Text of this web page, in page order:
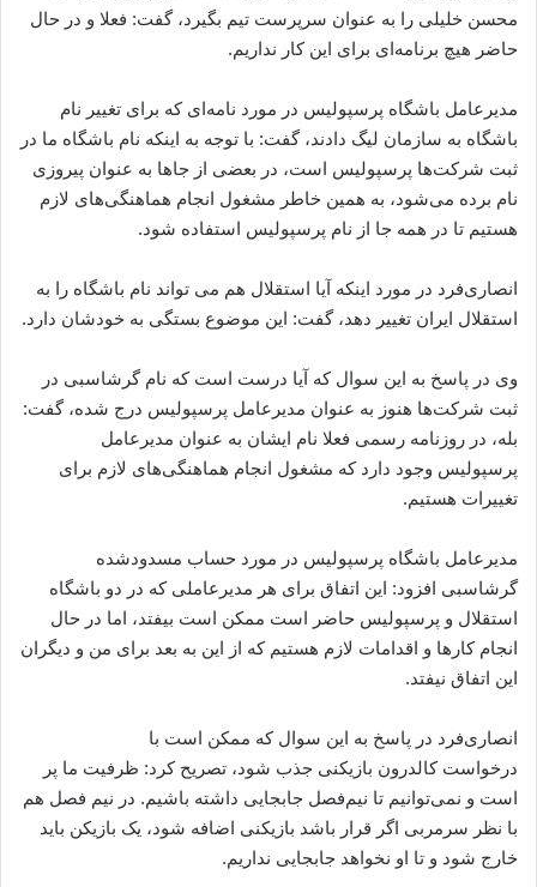
محسن خلیلی را به عنوان سرپرست تیم بگیرد، گفت: فعلا و در حال
حاضر هیچ برنامه‌ای برای این کار نداریم.
مدیرعامل باشگاه پرسپولیس در مورد نامه‌ای که برای تغییر نام
باشگاه به سازمان لیگ دادند، گفت: با توجه به اینکه نام باشگاه ما در
ثبت شرکت‌ها پرسپولیس است، در بعضی از جاها به عنوان پیروزی
نام برده می‌شود، به همین خاطر مشغول انجام هماهنگی‌های لازم
هستیم تا در همه جا از نام پرسپولیس استفاده شود.
انصاری‌فرد در مورد اینکه آیا استقلال هم می تواند نام باشگاه را به
استقلال ایران تغییر دهد، گفت: این موضوع بستگی به خودشان دارد.
وی در پاسخ به این سوال که آیا درست است که نام گرشاسبی در
ثبت شرکت‌ها هنوز به عنوان مدیرعامل پرسپولیس درج شده، گفت:
بله، در روزنامه رسمی فعلا نام ایشان به عنوان مدیرعامل
پرسپولیس وجود دارد که مشغول انجام هماهنگی‌های لازم برای
تغییرات هستیم.
مدیرعامل باشگاه پرسپولیس در مورد حساب مسدودشده
گرشاسبی افزود: این اتفاق برای هر مدیرعاملی که در دو باشگاه
استقلال و پرسپولیس حاضر است ممکن است بیفتد، اما در حال
انجام کارها و اقدامات لازم هستیم که از این به بعد برای من و دیگران
این اتفاق نیفتد.
انصاری‌فرد در پاسخ به این سوال که ممکن است با
درخواست کالدرون بازیکنی جذب شود، تصریح کرد: ظرفیت ما پر
است و نمی‌توانیم تا نیم‌فصل جابجایی داشته باشیم. در نیم فصل هم
با نظر سرمربی اگر قرار باشد بازیکنی اضافه شود، یک بازیکن باید
خارج شود و تا او نخواهد جابجایی نداریم.